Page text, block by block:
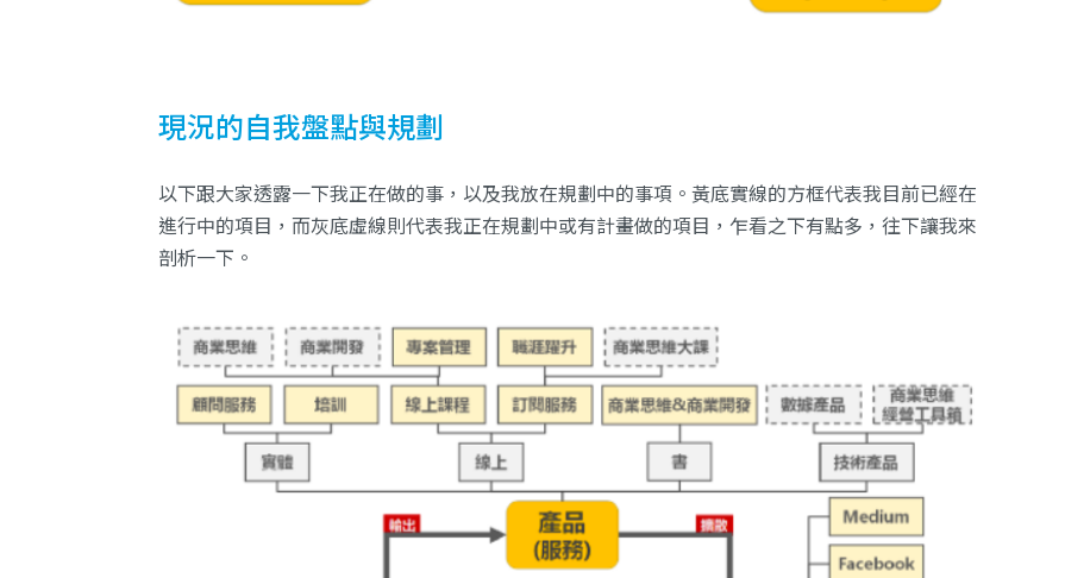
現況的自我盤點與規劃
以下跟大家透露一下我正在做的事，以及我放在規劃中的事項。黃底實線的方框代表我目前已經在
進行中的項目，而灰底虛線則代表我正在規劃中或有計畫做的項目，乍看之下有點多，往下讓我來
剖析一下。